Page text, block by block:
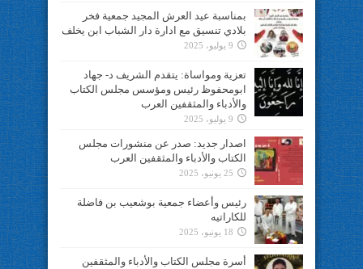
بمناسبة عيد العرش المجيد جمعية فخر
بلادي تنسيق مع ادارة دار الشباب ابن يخلف
9 يوليو، 2025
تعزية ومواساة: يتقدم الشريف د- جهاد
ابومحفوظ رئيس ومؤسس مجلس الكتاب
والأدباء والمثقفين العرب
9 يوليو، 2025
اصدار جديد: صدر عن منشورات مجلس
الكتاب والأدباء والمثقفين العرب
25 يونيو، 2025
رئيس وأعضاء جمعية بوشعيب بن فاضلة
للكاراتيه
18 يونيو، 2025
أسرة مجلس الكتاب والأدباء والمثقفين